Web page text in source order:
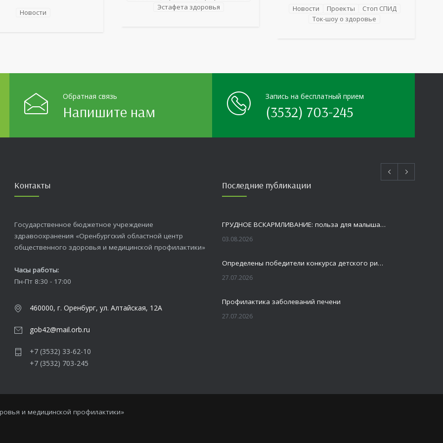
любимые улицы,
Оренбуржья. С
Новости
Однако ее заболевания, такие как
Эстафета здоровья
для сотрудников более 10 ведущих
предприятий и организаций области
Новости Проекты
Стоп СПИД
Ток-шоу о здоровье
Обратная связь
Напишите нам
Запись на бесплатный прием
(3532) 703-245
Контакты
Государственное бюджетное учреждение
здравоохранения «Оренбургский областной центр
общественного здоровья и медицинской профилактики»
Часы работы:
Пн-Пт 8:30 - 17:00
460000, г. Оренбург, ул. Алтайская, 12А
gob42@mail.orb.ru
+7 (3532) 33-62-10
+7 (3532) 703-245
Последние публикации
ГРУДНОЕ ВСКАРМЛИВАНИЕ: польза для малыша и мамы
03.08.2026
Определены победители конкурса детского рисунка «Я шагаю по Оренбуржью»
27.07.2026
Профилактика заболеваний печени
27.07.2026
20.07.2026
и медицинской профилактики»